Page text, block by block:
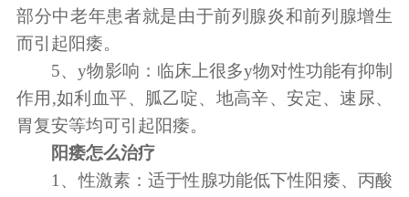
部分中老年患者就是由于前列腺炎和前列腺增生
而引起阳痿。
5、y物影响：临床上很多y物对性功能有抑制
作用,如利血平、胍乙啶、地高辛、安定、速尿、
胃复安等均可引起阳痿。
阳痿怎么治疗
1、性激素：适于性腺功能低下性阳痿、丙酸